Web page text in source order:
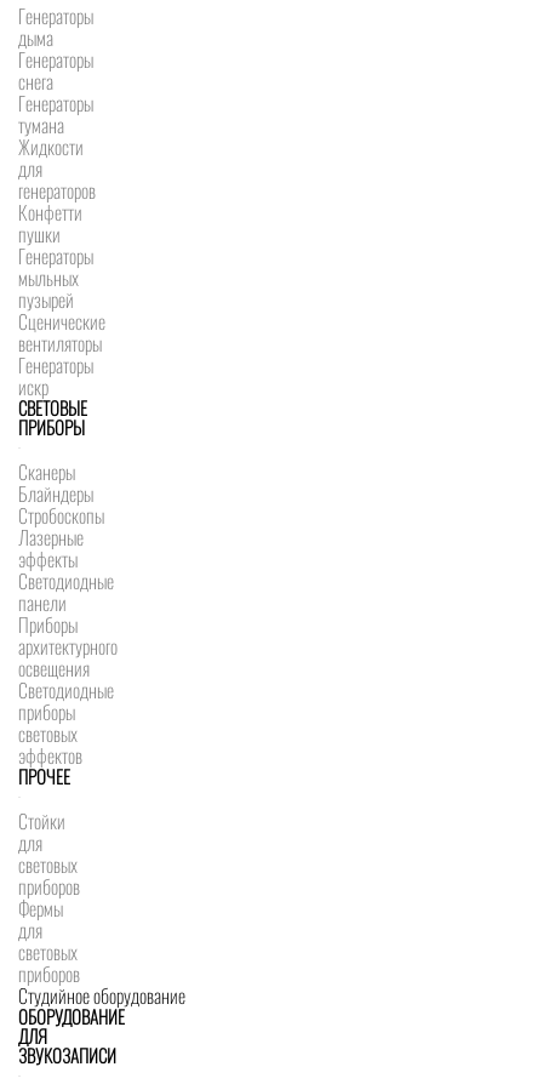
Генераторы
дыма
Генераторы
снега
Генераторы
тумана
Жидкости
для
генераторов
Конфетти
пушки
Генераторы
мыльных
пузырей
Сценические
вентиляторы
Генераторы
искр
СВЕТОВЫЕ
ПРИБОРЫ
Сканеры
Блайндеры
Стробоскопы
Лазерные
эффекты
Светодиодные
панели
Приборы
архитектурного
освещения
Светодиодные
приборы
световых
эффектов
ПРОЧЕЕ
Стойки
для
световых
приборов
Фермы
для
световых
приборов
Студийное оборудование
ОБОРУДОВАНИЕ
ДЛЯ
ЗВУКОЗАПИСИ